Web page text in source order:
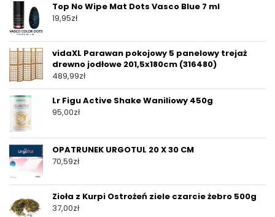
Top No Wipe Mat Dots Vasco Blue 7 ml
19,95zł
vidaXL Parawan pokojowy 5 panelowy trejaż
drewno jodłowe 201,5x180cm (316480)
489,99zł
Lr Figu Active Shake Waniliowy 450g
95,00zł
OPATRUNEK URGOTUL 20 X 30 CM
70,59zł
Zioła z Kurpi Ostrożeń ziele czarcie żebro 500g
37,00zł